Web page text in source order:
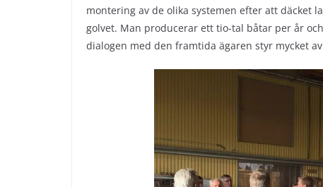
montering av de olika systemen efter att däcket
golvet. Man producerar ett tio-tal båtar per år
dialogen med den framtida ägaren styr mycket